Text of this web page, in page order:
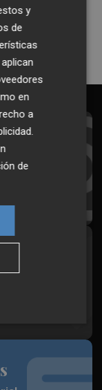
tu email
medio
y
de
en
a
de